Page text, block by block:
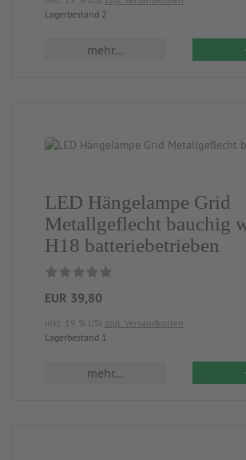
Lagerbestand 2
mehr...
LED Hängelampe Grid
Metallgeflecht bauchig
H18 batteriebetrieben
EUR 39,80
inkl. 19 % USt zzgl. Versandkosten
Lagerbestand 1
mehr...